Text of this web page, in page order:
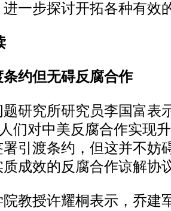
一步探讨开拓各种有效
约但无碍反腐合作
究所研究员李国富表
们对中美反腐合作实现
引渡条约，但这并不妨
成效的反腐合作谅解协
授许耀桐表示，乔建